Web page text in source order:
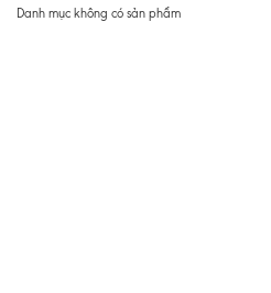
Danh mục không có sản phẩm